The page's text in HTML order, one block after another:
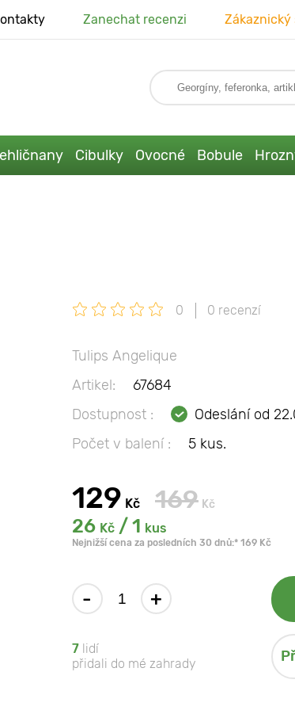
Zanechat recenzi Zákaznický
Cibulky Ovocné Bobule
0 0 recenzí
Tulips Angelique
Artikel:
67684
Dostupnost :
Odeslání od
Počet v balení :
5 kus.
129 Kč 169 Kč
26 Kč / 1 kus
Nejnižší cena za posledních 30 dnů:* 169 Kč
- +
7 lidí
přidali do mé zahrady